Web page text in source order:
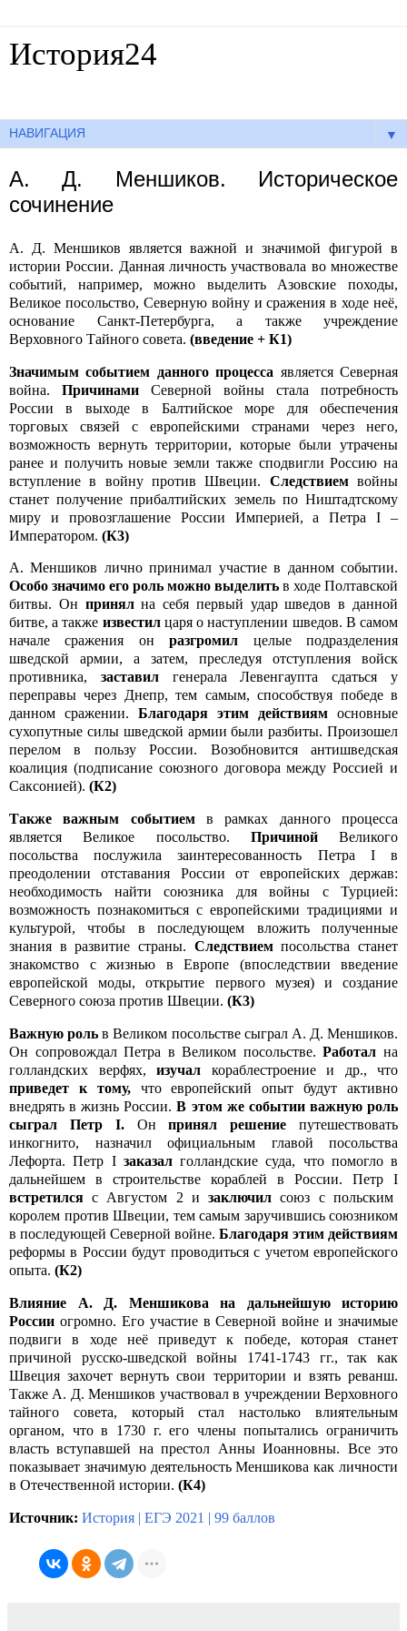
История24
▼
А. Д. Меншиков. Историческое
сочинение
А. Д. Меншиков является важной и значимой фигурой в
истории России. Данная личность участвовала во множестве
событий, например, можно выделить Азовские походы,
Великое посольство, Северную войну и сражения в ходе неё,
основание Санкт-Петербурга, а также учреждение
Верховного Тайного совета. (введение + К1)
Значимым событием данного процесса является Северная
война. Причинами Северной войны стала потребность
России в выходе в Балтийское море для обеспечения
торговых связей с европейскими странами через него,
возможность вернуть территории, которые были утрачены
ранее и получить новые земли также сподвигли Россию на
вступление в войну против Швеции. Следствиемвойны
станет получение прибалтийских земель по Ништадтскому
миру и провозглашение России Империей, а Петра I –
Императором. (К3)
А. Меншиков лично принимал участие в данном событии.
Особо значимо его роль можно выделить в ходе Полтавской
битвы. Он принялна себя первый удар шведов в данной
битве, а также известил царя о наступлении шведов. В самом
начале сражения онразгромил целые подразделения
шведской армии, а затем, преследуя отступления войск
противника, заставил генерала Левенгаупта сдаться у
переправы через Днепр, тем самым, способствуя победе в
данном сражении. Благодаря этим действиям основные
сухопутные силы шведской армии были разбиты. Произошел
перелом в пользу России. Возобновится антишведская
коалиция (подписание союзного договора между Россией и
Саксонией). (К2)
Также важным событием в рамках данного процесса
является Великое посольство. Причиной Великого
посольства послужила заинтересованность Петра I в
преодолении отставания России от европейских держав:
необходимость найти союзника для войны с Турцией:
возможность познакомиться с европейскими традициями и
культурой, чтобы в последующем вложить полученные
знания в развитие страны. Следствиемпосольства станет
знакомство с жизнью в Европе (впоследствии введение
европейской моды, открытие первого музея) и создание
Северного союза против Швеции. (К3)
Важную рольв Великом посольстве сыграл А. Д. Меншиков.
Он сопровождал Петра в Великом посольстве.Работална
голландских верфях, изучал кораблестроение и др., что
приведет к тому, что европейский опыт будут активно
внедрять в жизнь России.В этом же событии важную роль
сыграл Петр I. Онпринял решениепутешествовать
инкогнито, назначил официальным главой посольства
Лефорта. Петр I заказал голландские суда, что помогло в
дальнейшем в строительстве кораблей в России. Петр I
встретилсяс Августом 2 изаключилсоюз с польским
королем против Швеции, тем самым заручившись союзником
в последующей Северной войне. Благодаря этим действиям
реформы в России будут проводиться с учетом европейского
опыта. (К2)
Влияние А. Д. Меншикова на дальнейшую историю
России огромно. Его участие в Северной войне и значимые
подвиги в ходе неё приведут к победе, которая станет
причиной русско-шведской войны 1741-1743 гг., так как
Швеция захочет вернуть свои территории и взять реванш.
Также А. Д. Меншиков участвовал в учреждении Верховного
тайного совета, который стал настолько влиятельным
органом, что в 1730 г. его члены попытались ограничить
власть вступавшей на престол Анны Иоанновны. Все это
показывает значимую деятельность Меншикова как личности
в Отечественной истории. (К4)
Источник: История | ЕГЭ 2021 | 99 баллов